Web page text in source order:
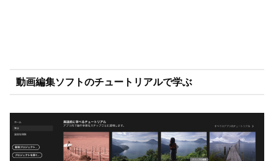
動画編集ソフトのチュートリアルで学ぶ